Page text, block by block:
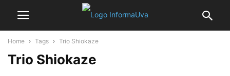
Home Tags Trio Shiokaze
Trio Shiokaze